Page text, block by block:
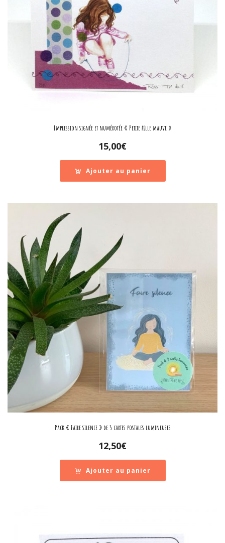
Impression signée et numérotée « Petite fille mauve »
15,00€
Ajouter au panier
Pack « Faire silence » de 5 cartes postales lumineuses
12,50€
Ajouter au panier